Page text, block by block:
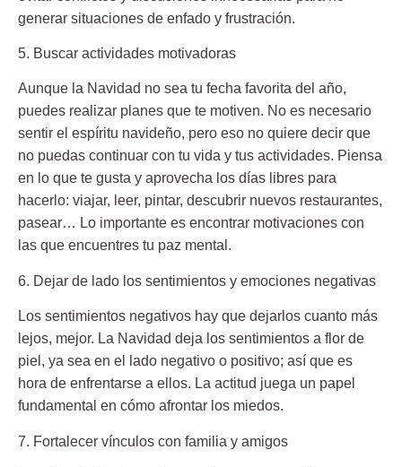
generar situaciones de enfado y frustración.
5. Buscar actividades motivadoras
Aunque la Navidad no sea tu fecha favorita del año,
puedes realizar planes que te motiven. No es necesario
sentir el espíritu navideño, pero eso no quiere decir que
no puedas continuar con tu vida y tus actividades. Piensa
en lo que te gusta y aprovecha los días libres para
hacerlo: viajar, leer, pintar, descubrir nuevos restaurantes,
pasear… Lo importante es encontrar motivaciones con
las que encuentres tu paz mental.
6. Dejar de lado los sentimientos y emociones negativas
Los sentimientos negativos hay que dejarlos cuanto más
lejos, mejor. La Navidad deja los sentimientos a flor de
piel, ya sea en el lado negativo o positivo; así que es
hora de enfrentarse a ellos. La actitud juega un papel
fundamental en cómo afrontar los miedos.
7. Fortalecer vínculos con familia y amigos